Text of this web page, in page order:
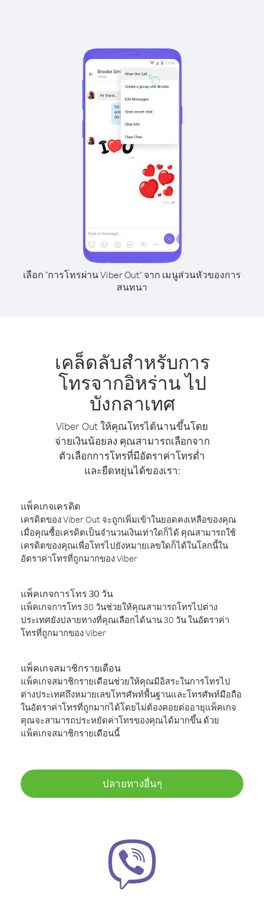
เลือก "การโทรผ่าน Viber Out" จาก เมนูส่วนหัวของการ
สนทนา
เคล็ดลับสำหรับการ
โทรจากอิหร่าน ไป
บังกลาเทศ
Viber Out ให้คุณโทรได้นานขึ้นโดย
จ่ายเงินน้อยลง คุณสามารถเลือกจาก
ตัวเลือกการโทรที่มีอัตราค่าโทรต่ำ
และยืดหยุ่นได้ของเรา:
แพ็คเกจเครดิต
เครดิตของ Viber Out จะถูกเพิ่มเข้าในยอดคงเหลือของคุณ
เมื่อคุณซื้อเครดิตเป็นจำนวนเงินเท่าใดก็ได้ คุณสามารถใช้
เครดิตของคุณเพื่อโทรไปยังหมายเลขใดก็ได้ในโลกนี้ใน
อัตราค่าโทรที่ถูกมากของ Viber
แพ็คเกจการโทร 30 วัน
แพ็คเกจการโทร 30 วันช่วยให้คุณสามารถโทรไปต่าง
ประเทศยังปลายทางที่คุณเลือกได้นาน 30 วัน ในอัตราค่า
โทรที่ถูกมากของ Viber
แพ็คเกจสมาชิกรายเดือน
แพ็คเกจสมาชิกรายเดือนช่วยให้คุณมีอิสระในการโทรไป
ต่างประเทศถึงหมายเลขโทรศัพท์พื้นฐานและโทรศัพท์มือถือ
ในอัตราค่าโทรที่ถูกมากได้โดยไม่ต้องคอยต่ออายุแพ็คเกจ
คุณจะสามารถประหยัดค่าโทรของคุณได้มากขึ้น ด้วย
แพ็คเกจสมาชิกรายเดือนนี้
ปลายทางอื่นๆ